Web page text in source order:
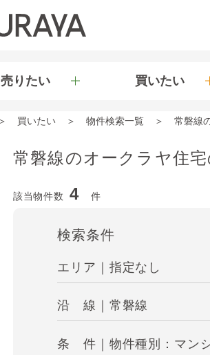
売りたい 買いたい
買いたい 物件検索一覧 常磐線
常磐線のオークラヤ住
該当物件数 4 件
検索条件
エリア｜指定なし
沿 線｜常磐線
条 件｜物件種別：マン